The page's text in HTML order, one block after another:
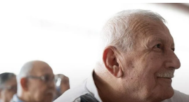
Siyaset